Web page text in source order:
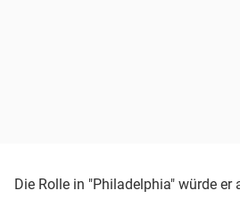
Die Rolle in "Philadelphia" würde er